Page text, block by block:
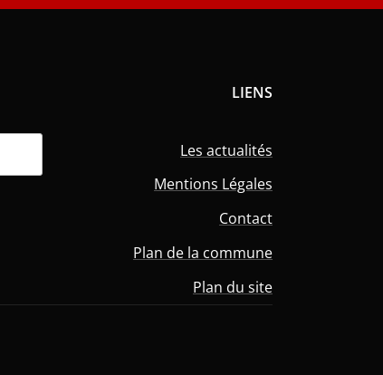
LIENS
Les actualités
Mentions Légales
Contact
Plan de la commune
Plan du site